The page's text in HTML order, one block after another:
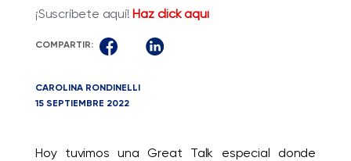
¡Suscríbete aquí!Haz click aquí
COMPARTIR:
CAROLINA RONDINELLI
15 SEPTIEMBRE 2022
Hoy tuvimos una Great Talk especial donde